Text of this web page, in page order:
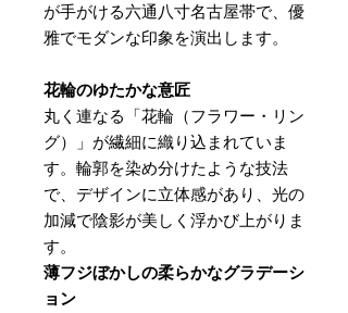
が手がける六通八寸名古屋帯で、優
雅でモダンな印象を演出します。
花輪のゆたかな意匠
丸く連なる「花輪（フラワー・リン
グ）」が繊細に織り込まれていま
す。輪郭を染め分けたような技法
で、デザインに立体感があり、光の
加減で陰影が美しく浮かび上がりま
す。
薄フジぼかしの柔らかなグラデーシ
ョン